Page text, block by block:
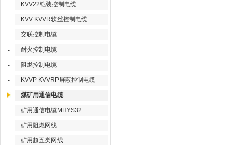
- KVV22铠装控制电缆
- KVV KVVR软丝控制电缆
- 交联控制电缆
- 耐火控制电缆
- 阻燃控制电缆
- KVVP KVVRP屏蔽控制电缆
煤矿用通信电缆
- 矿用通信电缆MHYS32
- 矿用阻燃网线
- 矿用超五类网线